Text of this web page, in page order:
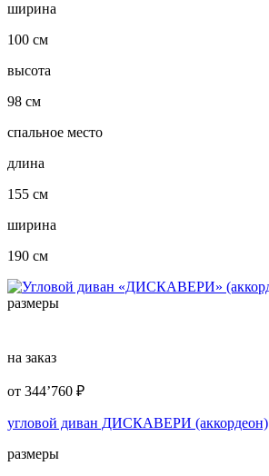
ширина
100 см
высота
98 см
спальное место
длина
155 см
ширина
190 см
размеры
на заказ
от 344’760 ₽
угловой диван ДИСКАВЕРИ (аккордеон)
размеры